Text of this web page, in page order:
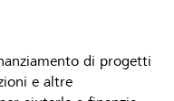
di progetti
e altre